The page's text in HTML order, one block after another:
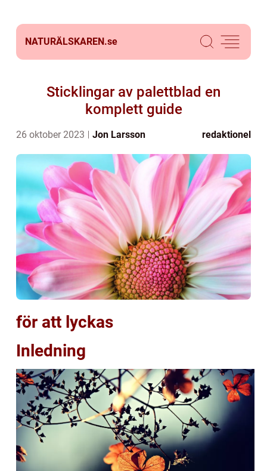
NATURÄLSKAREN.se
Sticklingar av palettblad en
komplett guide
26 oktober 2023 Jon Larsson redaktionel
för att lyckas
Inledning